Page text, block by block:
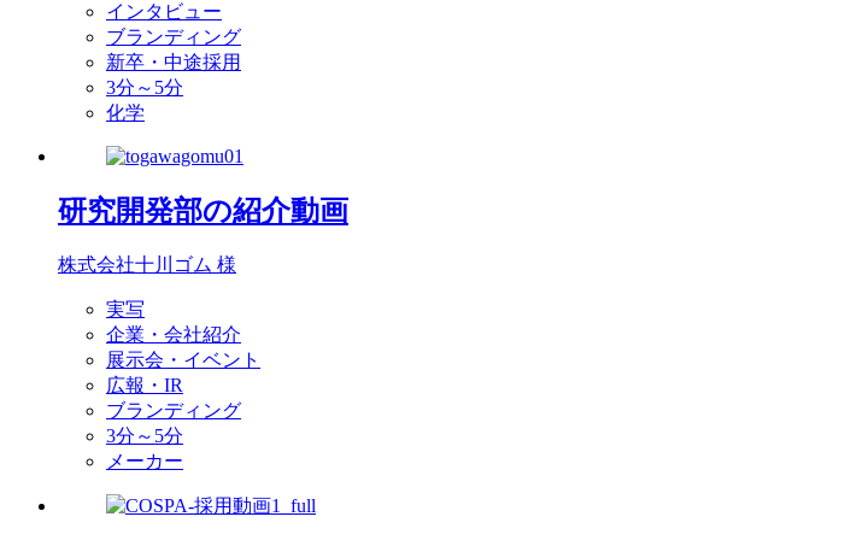
インタビュー
ブランディング
新卒・中途採用
3分～5分
化学
研究開発部の紹介動画
株式会社十川ゴム 様
実写
企業・会社紹介
展示会・イベント
広報・IR
ブランディング
3分～5分
メーカー